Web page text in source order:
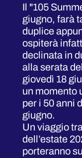
Il "105
giugno, farà
duplice
ospiterà
declinata in
alla serata
giovedì 18
un momento
per i 50 anni
giugno.
Un viaggio
dell’estate
porteranno